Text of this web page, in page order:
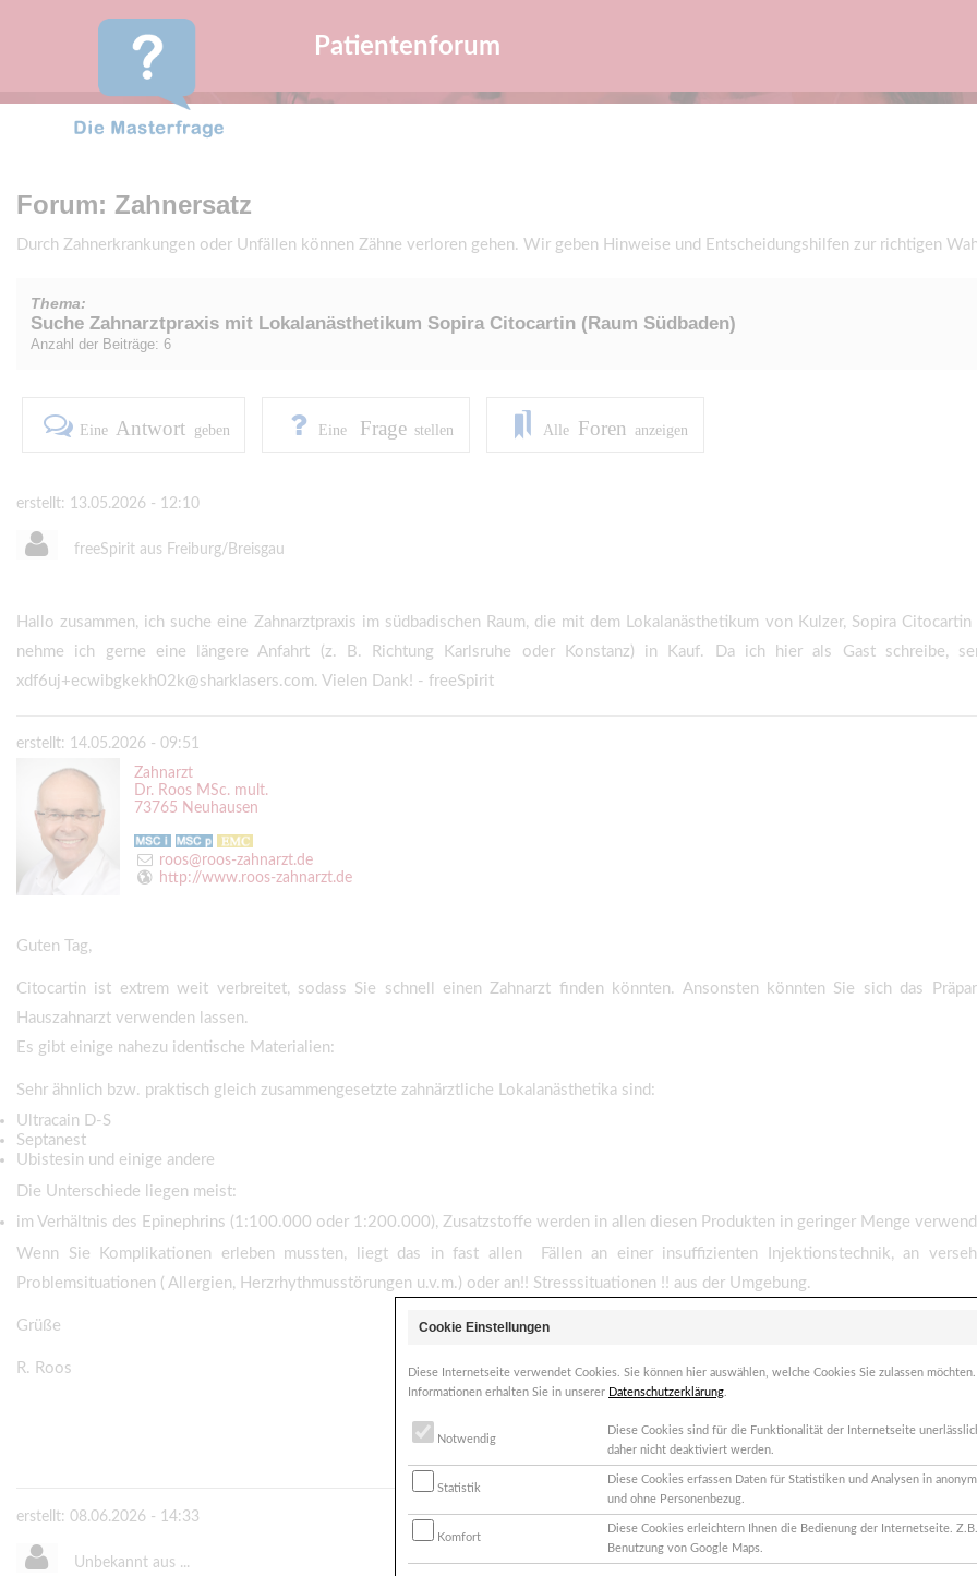
Patientenforum
Forum: Zahnersatz
Durch Zahnerkrankungen oder Unfällen können Zähne verloren gehen. Wir geben Hinweise und Entscheidungshilfen zur richtigen
Thema:
Suche Zahnarztpraxis mit Lokalanästhetikum Sopira Citocartin (Raum Südbaden)
Anzahl der Beiträge: 6
Eine Antwort geben Eine Frage stellen Alle Foren anzeigen
erstellt: 13.05.2026 - 12:10
freeSpirit aus Freiburg/Breisgau
Hallo zusammen, ich suche eine Zahnarztpraxis im südbadischen Raum, die mit dem Lokalanästhetikum von Kulzer, Sopira
nehme ich gerne eine längere Anfahrt (z. B. Richtung Karlsruhe oder Konstanz) in Kauf. Da ich hier als Gast schreibe,
xdf6uj+ecwibgkekh02k@sharklasers.com. Vielen Dank! - freeSpirit
erstellt: 14.05.2026 - 09:51
Zahnarzt
Dr. Roos MSc. mult.
73765 Neuhausen
roos@roos-zahnarzt.de
http://www.roos-zahnarzt.de
Guten Tag,
Citocartin ist extrem weit verbreitet, sodass Sie schnell einen Zahnarzt finden könnten. Ansonsten könnten Sie sich das
Hauszahnarzt verwenden lassen.
Es gibt einige nahezu identische Materialien:
Sehr ähnlich bzw. praktisch gleich zusammengesetzte zahnärztliche Lokalanästhetika sind:
Ultracain D-S
Septanest
Ubistesin und einige andere
Die Unterschiede liegen meist:
im Verhältnis des Epinephrins (1:100.000 oder 1:200.000), Zusatzstoffe werden in allen diesen Produkten in geringer Menge
Wenn Sie Komplikationen erleben mussten, liegt das in fast allen Fällen an einer insuffizienten Injektionstechnik, an
Problemsituationen ( Allergien, Herzrhythmusstörungen u.v.m.) oder an!! Stresssituationen !! aus der Umgebung.
Grüße
R. Roos
erstellt: 08.06.2026 - 14:33
Unbekannt aus ...
Cookie Einstellungen
Diese Internetseite verwendet Cookies. Sie können hier auswählen, welche Cookies Sie zulassen
Informationen erhalten Sie in unserer Datenschutzerklärung
Notwendig
Diese Cookies sind für die Funktionalität der Internetseite
daher nicht deaktiviert werden.
Statistik
Diese Cookies erfassen Daten für Statistiken und Analysen in
und ohne Personenbezug.
Komfort
Diese Cookies erleichtern Ihnen die Bedienung der Internetseite.
Benutzung von Google Maps.